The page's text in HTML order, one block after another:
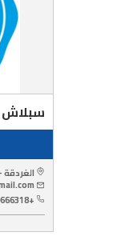
سبلاش
+201019666318